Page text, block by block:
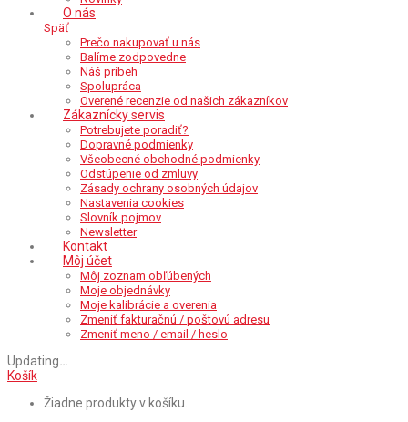
O nás
Späť
Prečo nakupovať u nás
Balíme zodpovedne
Náš príbeh
Spolupráca
Overené recenzie od našich zákazníkov
Zákaznícky servis
Potrebujete poradiť?
Dopravné podmienky
Všeobecné obchodné podmienky
Odstúpenie od zmluvy
Zásady ochrany osobných údajov
Nastavenia cookies
Slovník pojmov
Newsletter
Kontakt
Môj účet
Môj zoznam obľúbených
Moje objednávky
Moje kalibrácie a overenia
Zmeniť fakturačnú / poštovú adresu
Zmeniť meno / email / heslo
Updating…
Košík
Žiadne produkty v košíku.